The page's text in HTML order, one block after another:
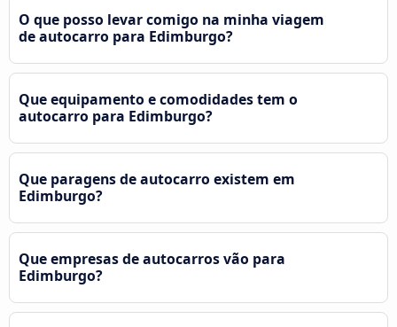
O que posso levar comigo na minha viagem
de autocarro para Edimburgo?
Que equipamento e comodidades tem o
autocarro para Edimburgo?
Que paragens de autocarro existem em
Edimburgo?
Que empresas de autocarros vão para
Edimburgo?